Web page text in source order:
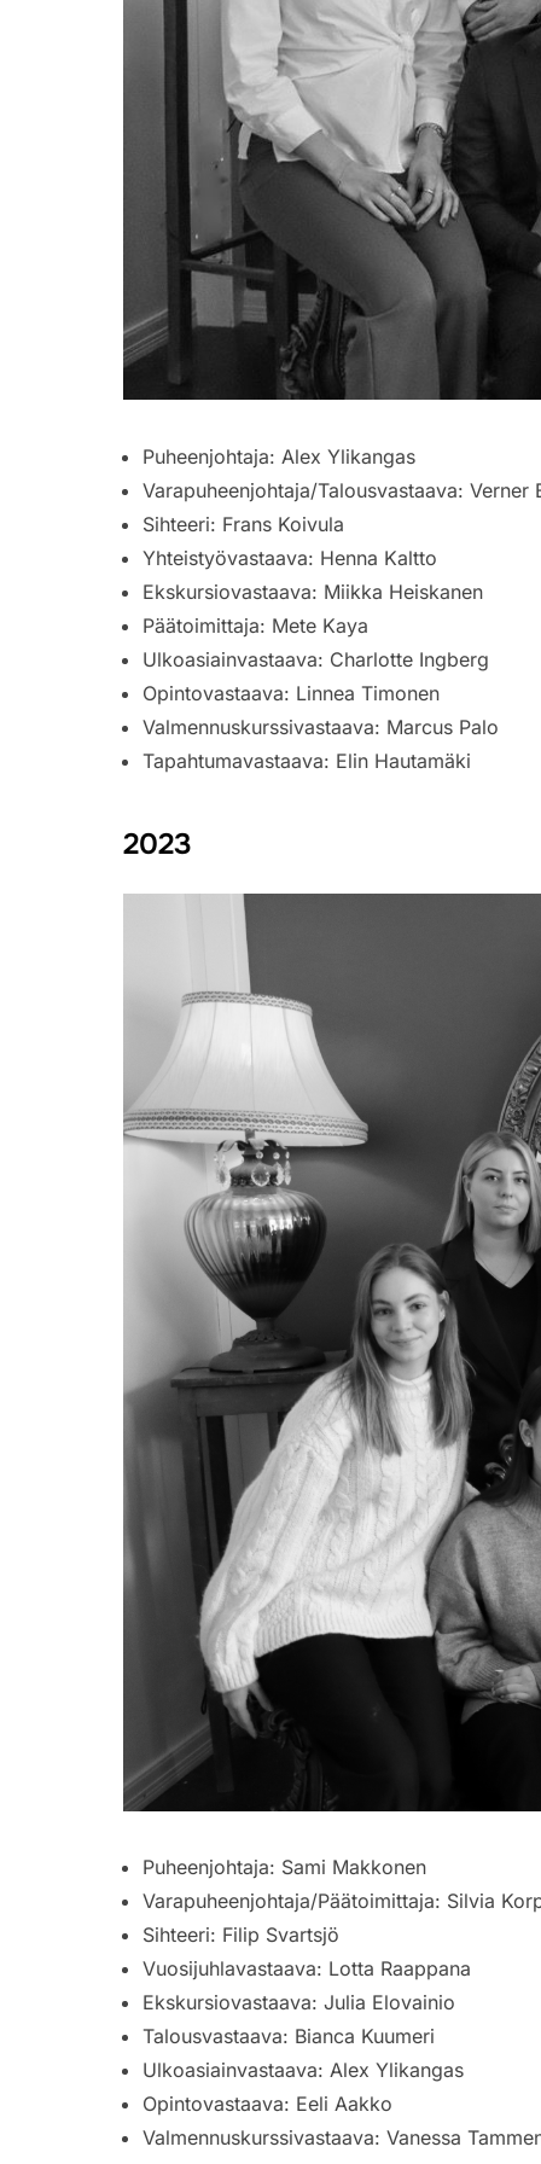
Puheenjohtaja: Alex Ylikangas
Varapuheenjohtaja/Talousvastaava: Verner
Sihteeri: Frans Koivula
Yhteistyövastaava: Henna Kaltto
Ekskursiovastaava: Miikka Heiskanen
Päätoimittaja: Mete Kaya
Ulkoasiainvastaava: Charlotte Ingberg
Opintovastaava: Linnea Timonen
Valmennuskurssivastaava: Marcus Palo
Tapahtumavastaava: Elin Hautamäki
2023
Puheenjohtaja: Sami Makkonen
Varapuheenjohtaja/Päätoimittaja: Silvia
Sihteeri: Filip Svartsjö
Vuosijuhlavastaava: Lotta Raappana
Ekskursiovastaava: Julia Elovainio
Talousvastaava: Bianca Kuumeri
Ulkoasiainvastaava: Alex Ylikangas
Opintovastaava: Eeli Aakko
Valmennuskurssivastaava: Vanessa